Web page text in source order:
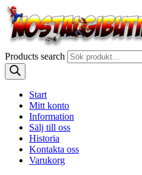
Products search
Start
Mitt konto
Information
Sälj till oss
Historia
Kontakta oss
Varukorg